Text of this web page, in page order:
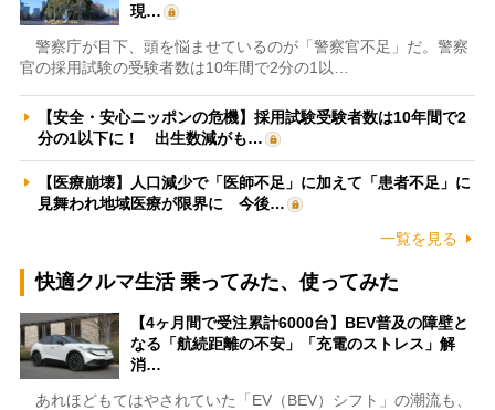
現…
警察庁が目下、頭を悩ませているのが「警察官不足」だ。警察
官の採用試験の受験者数は10年間で2分の1以…
【安全・安心ニッポンの危機】採用試験受験者数は10年間で2
分の1以下に！ 出生数減がも…
【医療崩壊】人口減少で「医師不足」に加えて「患者不足」に
見舞われ地域医療が限界に 今後…
一覧を見る
快適クルマ生活 乗ってみた、使ってみた
【4ヶ月間で受注累計6000台】BEV普及の障壁と
なる「航続距離の不安」「充電のストレス」解
消…
あれほどもてはやされていた「EV（BEV）シフト」の潮流も、